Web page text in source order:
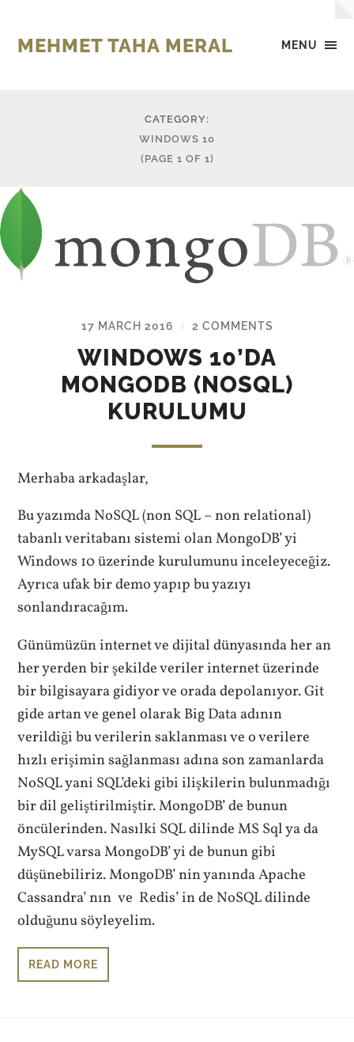
MENU
MEHMET TAHA MERAL
CATEGORY:
WINDOWS 10
(PAGE 1 OF 1)
17 MARCH 2016 / 2 COMMENTS
WINDOWS 10’DA
MONGODB (NOSQL)
KURULUMU
Merhaba arkadaşlar,
Bu yazımda NoSQL (non SQL – non relational)
tabanlı veritabanı sistemi olan MongoDB’ yi
Windows 10 üzerinde kurulumunu inceleyeceğiz.
Ayrıca ufak bir demo yapıp bu yazıyı
sonlandıracağım.
Günümüzün internet ve dijital dünyasında her an
her yerden bir şekilde veriler internet üzerinde
bir bilgisayara gidiyor ve orada depolanıyor. Git
gide artan ve genel olarak Big Data adının
verildiği bu verilerin saklanması ve o verilere
hızlı erişimin sağlanması adına son zamanlarda
NoSQL yani SQL’deki gibi ilişkilerin bulunmadığı
bir dil geliştirilmiştir. MongoDB’ de bunun
öncülerinden. Nasılki SQL dilinde MS Sql ya da
MySQL varsa MongoDB’ yi de bunun gibi
düşünebiliriz. MongoDB’ nin yanında Apache
Cassandra’ nın ve Redis’ in de NoSQL dilinde
olduğunu söyleyelim.
READ MORE